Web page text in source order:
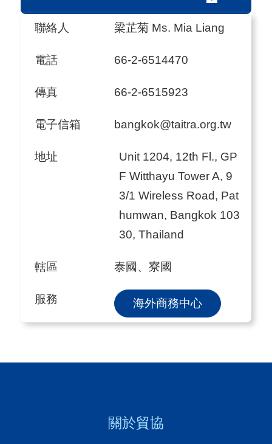
聯絡人 梁芷菊 Ms. Mia Liang
電話 66-2-6514470
傳真 66-2-6515923
電子信箱 bangkok@taitra.org.tw
地址
Unit 1204, 12th Fl., GP
F Witthayu Tower A, 9
3/1 Wireless Road, Pat
humwan, Bangkok 103
30, Thailand
轄區 泰國、寮國
服務 海外商務中心
關於貿協